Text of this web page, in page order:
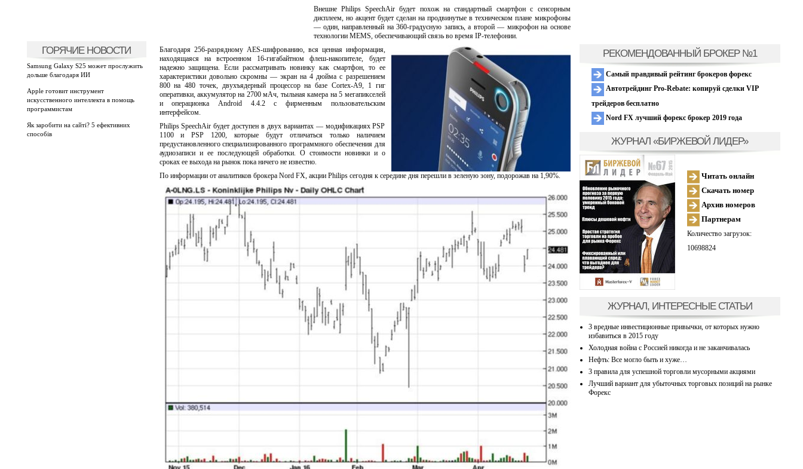
ГОРЯЧИЕ НОВОСТИ
Samsung Galaxy S25 может прослужить
дольше благодаря ИИ
Apple готовит инструмент
искусственного интеллекта в помощь
программистам
Як заробити на сайті? 5 ефективних
способів
Внешне Philips SpeechAir будет похож на стандартный смартфон с сенсорным
дисплеем, но акцент будет сделан на продвинутые в техническом плане микрофоны
— один, направленный на 360-градусную запись, а второй — микрофон на основе
технологии MEMS, обеспечивающий связь во время IP-телефонии.
Благодаря 256-разрядному AES-шифрованию, вся ценная информация,
находящаяся на встроенном 16-гигабайтном флеш-накопителе, будет
надежно защищена. Если рассматривать новинку как смартфон, то ее
характеристики довольно скромны — экран на 4 дюйма с разрешением
800 на 480 точек, двухъядерный процессор на базе Cortex-A9, 1 гиг
оперативки, аккумулятор на 2700 мАч, тыльная камера на 5 мегапикселей
и операционка Android 4.4.2 с фирменным пользовательским
интерфейсом.
Philips SpeechAir будет доступен в двух вариантах — модификациях PSP
1100 и PSP 1200, которые будут отличаться только наличием
предустановленного специализированного программного обеспечения для
аудиозаписи и ее последующей обработки. О стоимости новинки и о
сроках ее выхода на рынок пока ничего не известно.
По информации от аналитиков брокера Nord FX, акции Philips сегодня к середине дня перешли в зеленую зону, подорожав на 1,90%.
РЕКОМЕНДОВАННЫЙ БРОКЕР №1
Самый правдивый рейтинг брокеров форекс
Автотрейдинг Pro-Rebate: копируй сделки VIP
трейдеров бесплатно
Nord FX лучший форекс брокер 2019 года
ЖУРНАЛ «БИРЖЕВОЙ ЛИДЕР»
Читать онлайн
Скачать номер
Архив номеров
Партнерам
Количество загрузок:
10698824
ЖУРНАЛ, ИНТЕРЕСНЫЕ СТАТЬИ
3 вредные инвестиционные привычки, от которых нужно
избавиться в 2015 году
Холодная война с Россией никогда и не заканчивалась
Нефть: Все могло быть и хуже…
3 правила для успешной торговли мусорными акциями
Лучший вариант для убыточных торговых позиций на рынке
Форекс